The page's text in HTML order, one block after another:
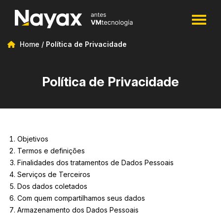
Home / Política de Privacidade
Política de Privacidade
Objetivos
Termos e definições
Finalidades dos tratamentos de Dados Pessoais
Serviços de Terceiros
Dos dados coletados
Com quem compartilhamos seus dados
Armazenamento dos Dados Pessoais